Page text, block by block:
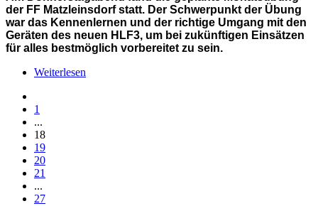
der FF Matzleinsdorf statt. Der Schwerpunkt der Übung
war das Kennenlernen und der richtige Umgang mit den
Geräten des neuen HLF3, um bei zukünftigen Einsätzen
für alles bestmöglich vorbereitet zu sein.
Weiterlesen
1
...
18
19
20
21
...
27